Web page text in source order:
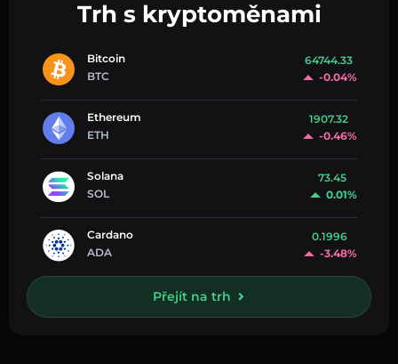
Trh s kryptoměnami
Bitcoin
BTC
64744.33
-0.04%
Ethereum
ETH
1907.32
-0.46%
Solana
SOL
73.45
0.01%
Cardano
ADA
0.1996
-3.48%
Přejít na trh